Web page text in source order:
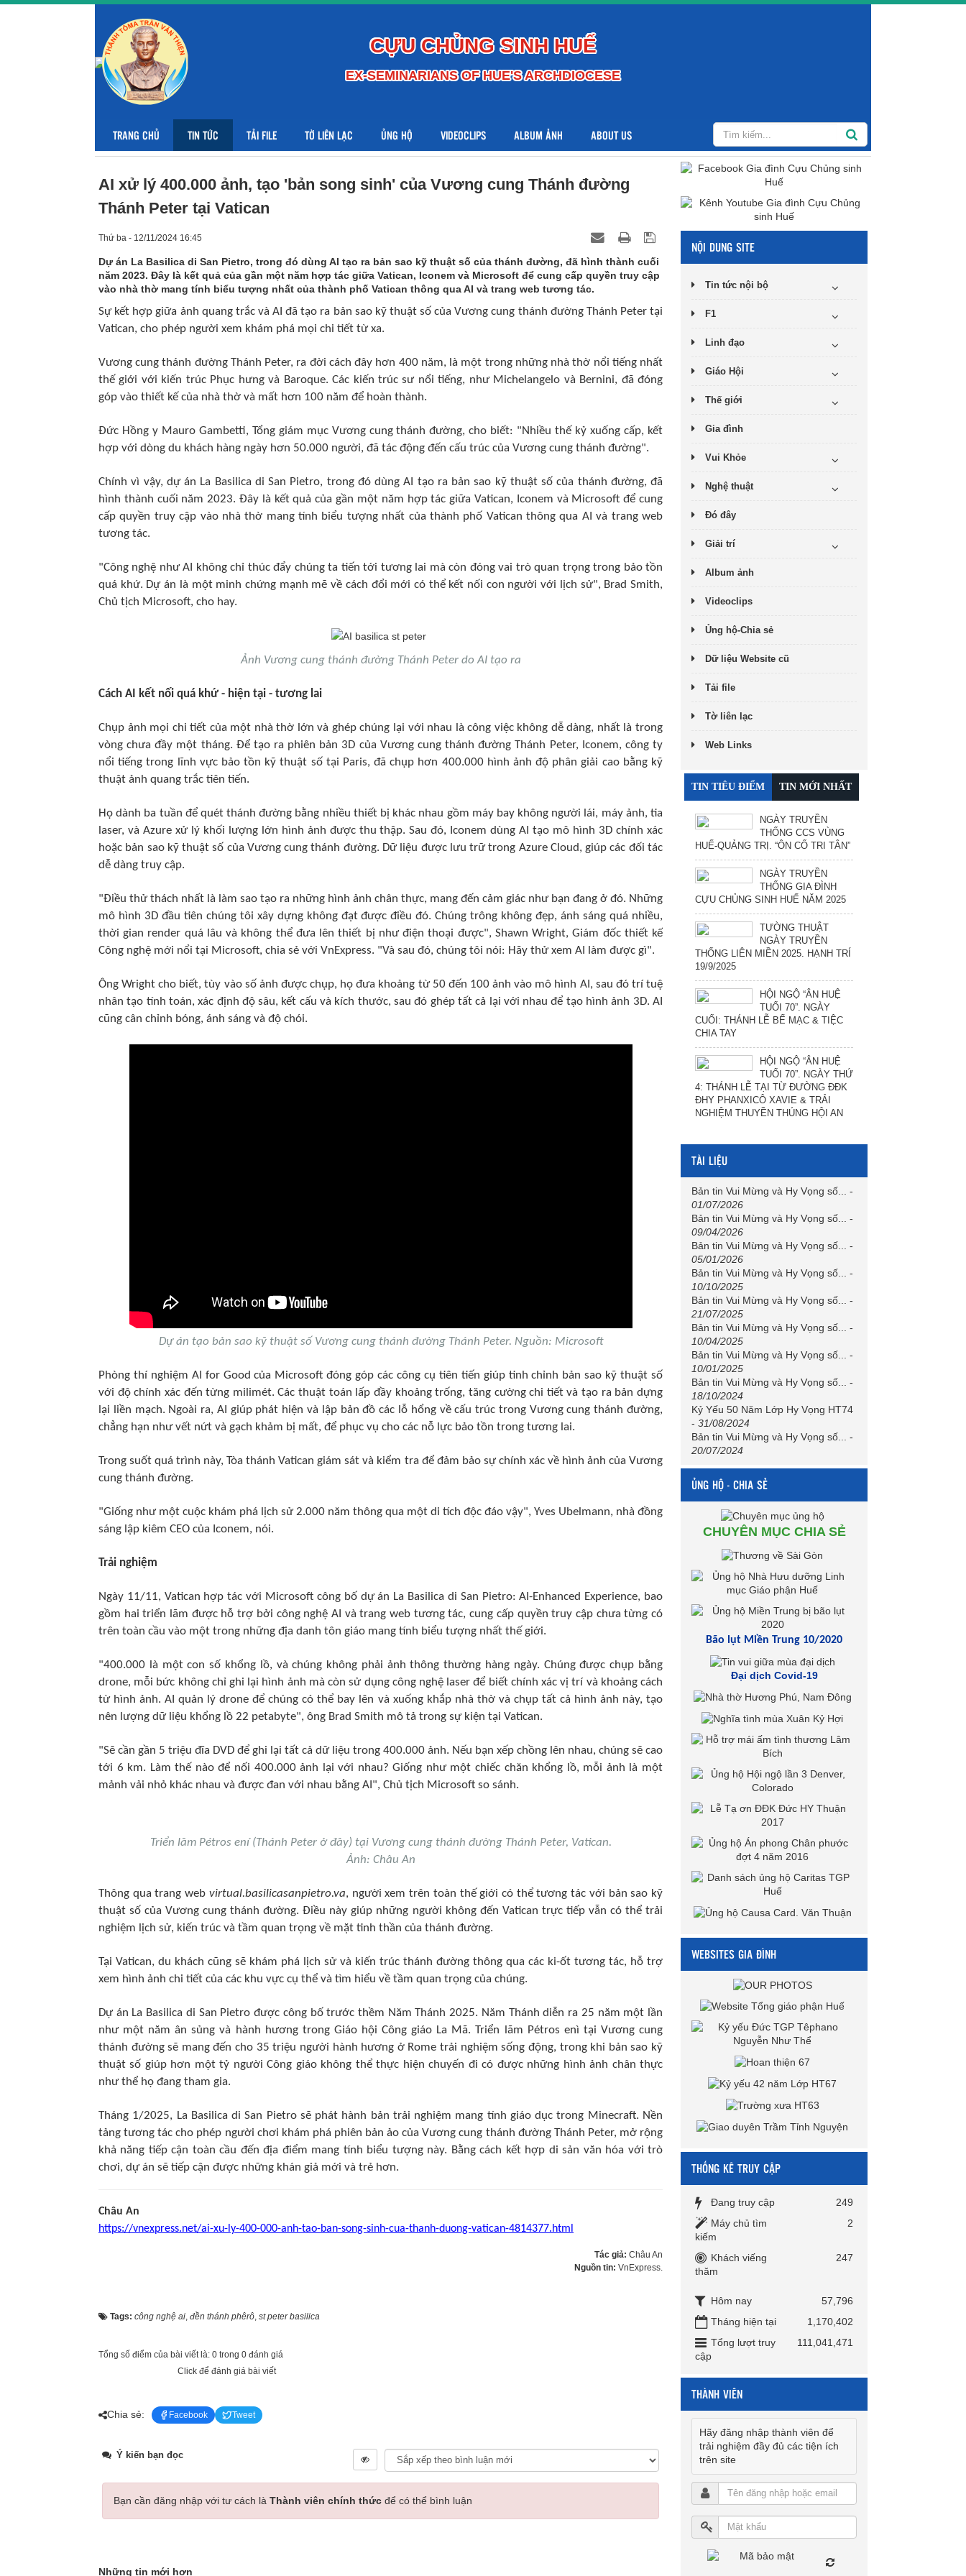
CỰU CHỦNG SINH HUẾ
EX-SEMINARIANS OF HUE'S ARCHDIOCESE
TRANG CHỦ TIN TỨC TẢI FILE TỜ LIÊN LẠC ỦNG HỘ VIDEOCLIPS ALBUM ẢNH ABOUT US
AI xử lý 400.000 ảnh, tạo 'bản song sinh' của Vương cung Thánh đường
Thánh Peter tại Vatican
Thứ ba - 12/11/2024 16:45
Dự án La Basilica di San Pietro, trong đó dùng AI tạo ra bản sao kỹ thuật số của thánh đường, đã hình thành cuối
năm 2023. Đây là kết quả của gần một năm hợp tác giữa Vatican, Iconem và Microsoft để cung cấp quyền truy cập
vào nhà thờ mang tính biểu tượng nhất của thành phố Vatican thông qua AI và trang web tương tác.
Sự kết hợp giữa ảnh quang trắc và AI đã tạo ra bản sao kỹ thuật số của Vương cung thánh đường Thánh Peter tại
Vatican, cho phép người xem khám phá mọi chi tiết từ xa.
Vương cung thánh đường Thánh Peter, ra đời cách đây hơn 400 năm, là một trong những nhà thờ nổi tiếng nhất
thế giới với kiến trúc Phục hưng và Baroque. Các kiến trúc sư nổi tiếng, như Michelangelo và Bernini, đã đóng
góp vào thiết kế của nhà thờ và mất hơn 100 năm để hoàn thành.
Đức Hồng y Mauro Gambetti, Tổng giám mục Vương cung thánh đường, cho biết: "Nhiều thế kỷ xuống cấp, kết
hợp với dòng du khách hàng ngày hơn 50.000 người, đã tác động đến cấu trúc của Vương cung thánh đường".
Chính vì vậy, dự án La Basilica di San Pietro, trong đó dùng AI tạo ra bản sao kỹ thuật số của thánh đường, đã
hình thành cuối năm 2023. Đây là kết quả của gần một năm hợp tác giữa Vatican, Iconem và Microsoft để cung
cấp quyền truy cập vào nhà thờ mang tính biểu tượng nhất của thành phố Vatican thông qua AI và trang web
tương tác.
"Công nghệ như AI không chỉ thúc đẩy chúng ta tiến tới tương lai mà còn đóng vai trò quan trọng trong bảo tồn
quá khứ. Dự án là một minh chứng mạnh mẽ về cách đổi mới có thể kết nối con người với lịch sử", Brad Smith,
Chủ tịch Microsoft, cho hay.
Ảnh Vương cung thánh đường Thánh Peter do AI tạo ra
Cách AI kết nối quá khứ - hiện tại - tương lai
Chụp ảnh mọi chi tiết của một nhà thờ lớn và ghép chúng lại với nhau là công việc không dễ dàng, nhất là trong
vòng chưa đầy một tháng. Để tạo ra phiên bản 3D của Vương cung thánh đường Thánh Peter, Iconem, công ty
nổi tiếng trong lĩnh vực bảo tồn kỹ thuật số tại Paris, đã chụp hơn 400.000 hình ảnh độ phân giải cao bằng kỹ
thuật ảnh quang trắc tiên tiến.
Họ dành ba tuần để quét thánh đường bằng nhiều thiết bị khác nhau gồm máy bay không người lái, máy ảnh, tia
laser, và Azure xử lý khối lượng lớn hình ảnh được thu thập. Sau đó, Iconem dùng AI tạo mô hình 3D chính xác
hoặc bản sao kỹ thuật số của Vương cung thánh đường. Dữ liệu được lưu trữ trong Azure Cloud, giúp các đối tác
dễ dàng truy cập.
"Điều thử thách nhất là làm sao tạo ra những hình ảnh chân thực, mang đến cảm giác như bạn đang ở đó. Những
mô hình 3D đầu tiên chúng tôi xây dựng không đạt được điều đó. Chúng trông không đẹp, ánh sáng quá nhiều,
thời gian render quá lâu và không thể đưa lên thiết bị như điện thoại được", Shawn Wright, Giám đốc thiết kế
Công nghệ mới nổi tại Microsoft, chia sẻ với VnExpress. "Và sau đó, chúng tôi nói: Hãy thử xem AI làm được gì".
Ông Wright cho biết, tùy vào số ảnh được chụp, họ đưa khoảng từ 50 đến 100 ảnh vào mô hình AI, sau đó trí tuệ
nhân tạo tính toán, xác định độ sâu, kết cấu và kích thước, sau đó ghép tất cả lại với nhau để tạo hình ảnh 3D. AI
cũng cân chỉnh bóng, ánh sáng và độ chói.
Dự án tạo bản sao kỹ thuật số Vương cung thánh đường Thánh Peter. Nguồn: Microsoft
Phòng thí nghiệm AI for Good của Microsoft đóng góp các công cụ tiên tiến giúp tinh chỉnh bản sao kỹ thuật số
với độ chính xác đến từng milimét. Các thuật toán lấp đầy khoảng trống, tăng cường chi tiết và tạo ra bản dựng
lại liền mạch. Ngoài ra, AI giúp phát hiện và lập bản đồ các lỗ hổng về cấu trúc trong Vương cung thánh đường,
chẳng hạn như vết nứt và gạch khảm bị mất, để phục vụ cho các nỗ lực bảo tồn trong tương lai.
Trong suốt quá trình này, Tòa thánh Vatican giám sát và kiểm tra để đảm bảo sự chính xác về hình ảnh của Vương
cung thánh đường.
"Giống như một cuộc khám phá lịch sử 2.000 năm thông qua một di tích độc đáo vậy", Yves Ubelmann, nhà đồng
sáng lập kiêm CEO của Iconem, nói.
Trải nghiệm
Ngày 11/11, Vatican hợp tác với Microsoft công bố dự án La Basilica di San Pietro: AI-Enhanced Experience, bao
gồm hai triển lãm được hỗ trợ bởi công nghệ AI và trang web tương tác, cung cấp quyền truy cập chưa từng có
trên toàn cầu vào một trong những địa danh tôn giáo mang tính biểu tượng nhất thế giới.
"400.000 là một con số khổng lồ, và chúng không phải ảnh thông thường hàng ngày. Chúng được chụp bằng
drone, mỗi bức không chỉ ghi lại hình ảnh mà còn sử dụng công nghệ laser để biết chính xác vị trí và khoảng cách
từ hình ảnh. AI quản lý drone để chúng có thể bay lên và xuống khắp nhà thờ và chụp tất cả hình ảnh này, tạo
nên lượng dữ liệu khổng lồ 22 petabyte", ông Brad Smith mô tả trong sự kiện tại Vatican.
"Sẽ cần gần 5 triệu đĩa DVD để ghi lại tất cả dữ liệu trong 400.000 ảnh. Nếu bạn xếp chồng lên nhau, chúng sẽ cao
tới 6 km. Làm thế nào để nối 400.000 ảnh lại với nhau? Giống như một chiếc chăn khổng lồ, mỗi ảnh là một
mảnh vải nhỏ khác nhau và được đan với nhau bằng AI", Chủ tịch Microsoft so sánh.
Triển lãm Pétros ení (Thánh Peter ở đây) tại Vương cung thánh đường Thánh Peter, Vatican.
Ảnh: Châu An
Thông qua trang web virtual.basilicasanpietro.va, người xem trên toàn thế giới có thể tương tác với bản sao kỹ
thuật số của Vương cung thánh đường. Điều này giúp những người không đến Vatican trực tiếp vẫn có thể trải
nghiệm lịch sử, kiến trúc và tầm quan trọng về mặt tinh thần của thánh đường.
Tại Vatican, du khách cũng sẽ khám phá lịch sử và kiến trúc thánh đường thông qua các ki-ốt tương tác, hỗ trợ
xem hình ảnh chi tiết của các khu vực cụ thể và tìm hiểu về tầm quan trọng của chúng.
Dự án La Basilica di San Pietro được công bố trước thềm Năm Thánh 2025. Năm Thánh diễn ra 25 năm một lần
như một năm ân sủng và hành hương trong Giáo hội Công giáo La Mã. Triển lãm Pétros enì tại Vương cung
thánh đường sẽ mang đến cho 35 triệu người hành hương ở Rome trải nghiệm sống động, trong khi bản sao kỹ
thuật số giúp hơn một tỷ người Công giáo không thể thực hiện chuyến đi có được những hình ảnh chân thực
như thể họ đang tham gia.
Tháng 1/2025, La Basilica di San Pietro sẽ phát hành bản trải nghiệm mang tính giáo dục trong Minecraft. Nền
tảng tương tác cho phép người chơi khám phá phiên bản ảo của Vương cung thánh đường Thánh Peter, mở rộng
khả năng tiếp cận toàn cầu đến địa điểm mang tính biểu tượng này. Bằng cách kết hợp di sản văn hóa với trò
chơi, dự án sẽ tiếp cận được những khán giả mới và trẻ hơn.
Châu An
https://vnexpress.net/ai-xu-ly-400-000-anh-tao-ban-song-sinh-cua-thanh-duong-vatican-4814377.html
Tác giả: Châu An
Nguồn tin: VnExpress.
Tags: công nghệ ai đền thánh phêrô st peter basilica
Tổng số điểm của bài viết là: 0 trong 0 đánh giá
Click để đánh giá bài viết
Chia sẻ: Facebook Tweet
Ý kiến bạn đọc
Bạn cần đăng nhập với tư cách là Thành viên chính thức để có thể bình luận
Những tin mới hơn
NỘI DUNG SITE
Tin tức nội bộ
F1
Linh đạo
Giáo Hội
Thế giới
Gia đình
Vui Khỏe
Nghệ thuật
Đó đây
Giải trí
Album ảnh
Videoclips
Ủng hộ-Chia sẻ
Dữ liệu Website cũ
Tải file
Tờ liên lạc
Web Links
TIN TIÊU ĐIỂM TIN MỚI NHẤT
NGÀY TRUYỀN
THỐNG CCS VÙNG
HUẾ-QUẢNG TRỊ. “ÔN CỐ TRI TÂN”
NGÀY TRUYỀN
THỐNG GIA ĐÌNH
CỰU CHỦNG SINH HUẾ NĂM 2025
TƯỜNG THUẬT
NGÀY TRUYỀN
THỐNG LIÊN MIỀN 2025. HẠNH TRÍ
19/9/2025
HỘI NGỘ “ÂN HUỆ
TUỔI 70”. NGÀY
CUỐI: THÁNH LỄ BẾ MẠC & TIỆC
CHIA TAY
HỘI NGỘ “ÂN HUỆ
TUỔI 70”. NGÀY THỨ
4: THÁNH LỄ TẠI TỪ ĐƯỜNG ĐĐK
ĐHY PHANXICÔ XAVIE & TRẢI
NGHIỆM THUYỀN THÚNG HỘI AN
TÀI LIỆU
Bản tin Vui Mừng và Hy Vọng số...
-
01/07/2026
Bản tin Vui Mừng và Hy Vọng số...
-
09/04/2026
Bản tin Vui Mừng và Hy Vọng số...
-
05/01/2026
Bản tin Vui Mừng và Hy Vọng số...
-
10/10/2025
Bản tin Vui Mừng và Hy Vọng số...
-
21/07/2025
Bản tin Vui Mừng và Hy Vọng số...
-
10/04/2025
Bản tin Vui Mừng và Hy Vọng số...
-
10/01/2025
Bản tin Vui Mừng và Hy Vọng số...
-
18/10/2024
Kỷ Yếu 50 Năm Lớp Hy Vọng HT74
- 31/08/2024
Bản tin Vui Mừng và Hy Vọng số...
-
20/07/2024
ỦNG HỘ - CHIA SẺ
CHUYÊN MỤC CHIA SẺ
Bão lụt Miền Trung 10/2020
Đại dịch Covid-19
WEBSITES GIA ĐÌNH
THỐNG KÊ TRUY CẬP
Đang truy cập
249
Máy chủ tìm
kiếm
2
Khách viếng
thăm
247
Hôm nay
57,796
Tháng hiện tại
1,170,402
Tổng lượt truy
cập
111,041,471
THÀNH VIÊN
Hãy đăng nhập thành viên để
trải nghiệm đầy đủ các tiện ích
trên site